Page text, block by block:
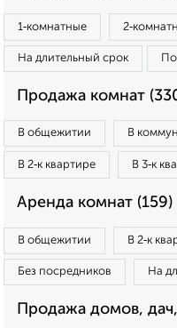
1‑комнатные
На длительный срок
Продажа комнат
В общежитии В
В 2‑к квартире В 3‑к
Аренда комнат (159)
В общежитии В 2‑к
Без посредников На
Продажа домов,